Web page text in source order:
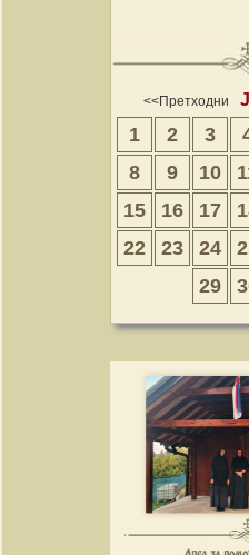
<<Претходни
1 2 3
8
9 10
15
16 17
22
23 24
29